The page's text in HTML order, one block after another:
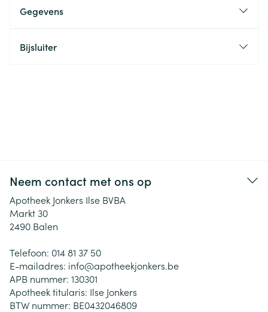
Gegevens
Bijsluiter
Neem contact met ons op
Apotheek Jonkers Ilse BVBA
Markt 30
2490 Balen
Telefoon: 014 81 37 50
E-mailadres: info@apotheekjonkers.be
APB nummer: 130301
Apotheek titularis: Ilse Jonkers
BTW nummer: BE0432046809